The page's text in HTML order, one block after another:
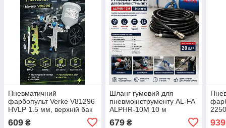
Пневматичний
фарбопульт Verke V81296
HVLP 1.5 мм, верхній бак
609 ₴
Шланг гумовий для
пневмоінструменту AL-FA
ALPHR-10M 10 м
679₴ 939